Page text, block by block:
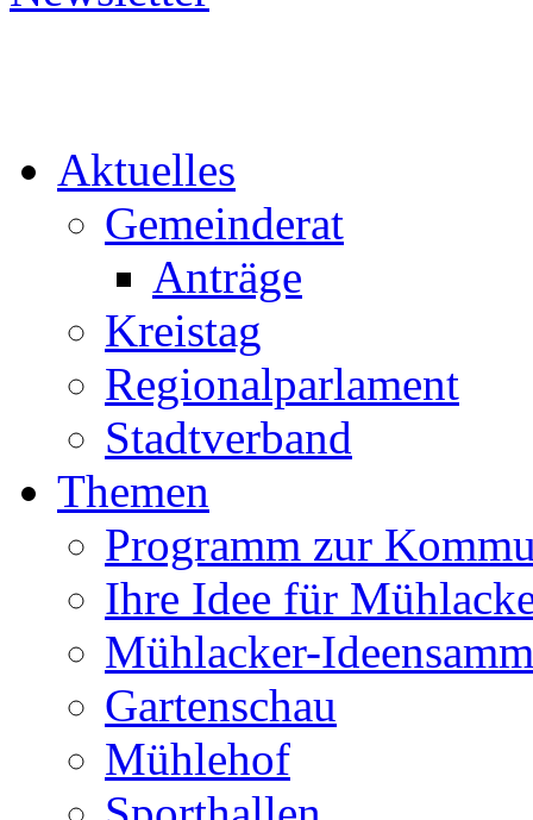
Aktuelles
Gemeinderat
Anträge
Kreistag
Regionalparlament
Stadtverband
Themen
Programm zur
Ihre Idee für
Mühlacker-
Gartenschau
Mühlehof